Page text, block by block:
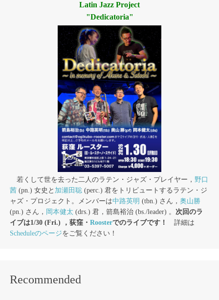
Latin Jazz Project
"Dedicatoria"
若くして世を去った二人のラテン・ジャズ・プレイヤー， 野口
茜 (pn.) 女史と 加瀬田聡 (perc.) 君をトリビュートするラテン・ジ
ャズ・プロジェクト。メンバーは中路英明 (tbn.) さん， 奥山勝
(pn.) さん， 岡本健太 (drs.) 君，箭島裕治 (bs./leader) 。 次回のラ
イブは1/30 (Fri.) ，荻窪・ Roosterでのライブです！
詳細は
Scheduleのページをご覧ください！
Recommended